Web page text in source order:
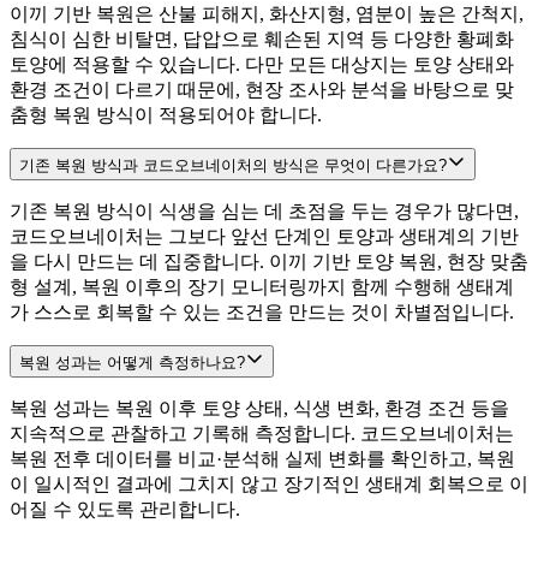
이끼 기반 복원은 산불 피해지, 화산지형, 염분이 높은 간척지,
침식이 심한 비탈면, 답압으로 훼손된 지역 등 다양한 황폐화
토양에 적용할 수 있습니다. 다만 모든 대상지는 토양 상태와
환경 조건이 다르기 때문에, 현장 조사와 분석을 바탕으로 맞
춤형 복원 방식이 적용되어야 합니다.
기존 복원 방식과 코드오브네이처의 방식은 무엇이 다른가요?
기존 복원 방식이 식생을 심는 데 초점을 두는 경우가 많다면,
코드오브네이처는 그보다 앞선 단계인 토양과 생태계의 기반
을 다시 만드는 데 집중합니다. 이끼 기반 토양 복원, 현장 맞춤
형 설계, 복원 이후의 장기 모니터링까지 함께 수행해 생태계
가 스스로 회복할 수 있는 조건을 만드는 것이 차별점입니다.
복원 성과는 어떻게 측정하나요?
복원 성과는 복원 이후 토양 상태, 식생 변화, 환경 조건 등을
지속적으로 관찰하고 기록해 측정합니다. 코드오브네이처는
복원 전후 데이터를 비교·분석해 실제 변화를 확인하고, 복원
이 일시적인 결과에 그치지 않고 장기적인 생태계 회복으로 이
어질 수 있도록 관리합니다.